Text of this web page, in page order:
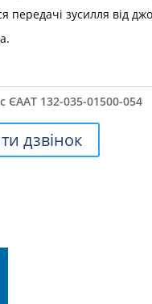
передачі зусилля від
ЄААТ 132-035-01500-054
дзвінок